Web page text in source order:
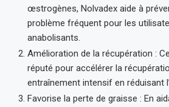
œstrogènes, Nolvadex aide à
problème fréquent pour les
anabolisants.
Amélioration de la récupération :
réputé pour accélérer la
entraînement intensif en réduisant
Favorise la perte de graisse : En